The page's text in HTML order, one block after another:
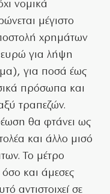
νομικά
μέγιστο
χρημάτων
για λήψη
για ποσά έως
πρόσωπα και
τραπεζών.
θα φτάνει ως
και άλλο μισό
Το μέτρο
και άμεσες
αντιστοιχεί σε